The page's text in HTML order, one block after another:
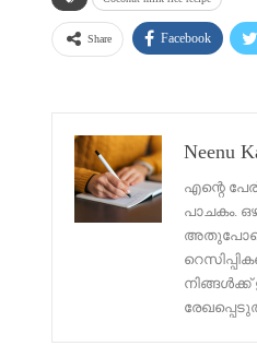
Share Facebook
Neenu
എന്റെ
പാചകം.
അതുപോലെ